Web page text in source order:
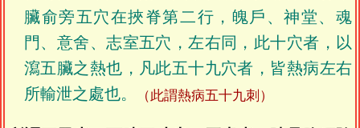
臟俞旁五穴在挾脊第二行，魄戶、神堂、魂
門、意舍、志室五穴，左右同，此十穴者，以
瀉五臟之熱也，凡此五十九穴者，皆熱病左右
所輸泄之處也。
（此謂熱病五十九刺）